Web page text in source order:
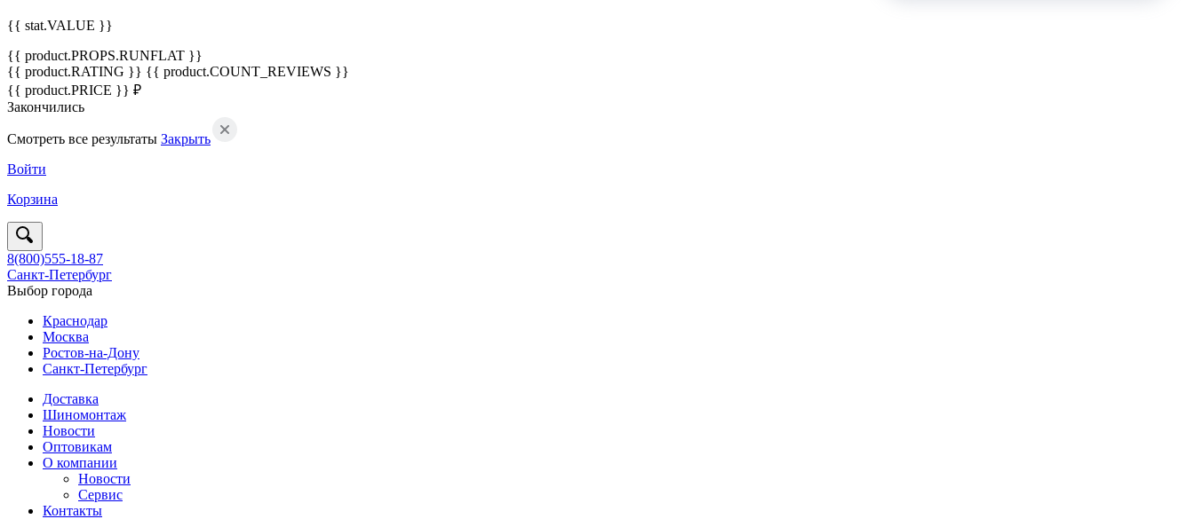
{{ stat.VALUE }}
{{ product.PROPS.RUNFLAT }}
{{ product.RATING }} {{ product.COUNT_REVIEWS }}
{{ product.PRICE }} ₽
Закончились
Смотреть все результаты Закрыть
Войти
Корзина
8(800)555-18-87
Санкт-Петербург
Выбор города
Краснодар
Москва
Ростов-на-Дону
Санкт-Петербург
Доставка
Шиномонтаж
Новости
Оптовикам
О компании
Новости
Сервис
Контакты